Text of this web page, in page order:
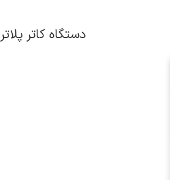
دستگاه کاتر پلاتر